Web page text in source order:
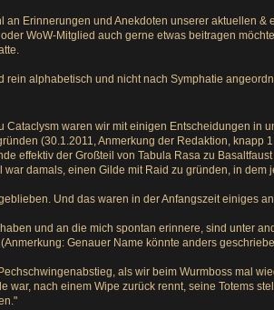
an Erinnerungen und Anekdoten unserer aktuellen
WoW-Mitglied auch gerne etwas beitragen
alphabetisch und nicht nach Symphatie
Cataclysm waren wir mit einigen Entscheidungen in
(30.1.2011, Anmerkung der Redaktion, knapp
effektiv der Großteil von Tabula Rasa zu
damals, einen Gilde mit Raid zu gründen, in
Und das waren in der Anfangszeit einiges
und an die mich spontan erinnere, sind unter
Genauer Name könnte anders
als wir beim Wurmboss mal
nach einem Wipe zurück rennt, seine Totems